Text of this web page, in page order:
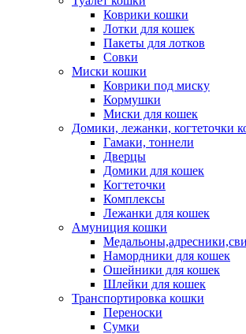
Коврики кошки
Лотки для кошек
Пакеты для лотков
Совки
Миски кошки
Коврики под миску
Кормушки
Миски для кошек
Домики, лежанки, когтеточки
Гамаки, тоннели
Дверцы
Домики для кошек
Когтеточки
Комплексы
Лежанки для кошек
Амуниция кошки
Намордники для кошек
Ошейники для кошек
Шлейки для кошек
Транспортировка кошки
Переноски
Сумки